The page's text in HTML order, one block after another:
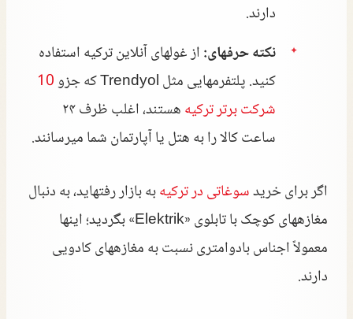
دارند.
نکته حرفهای:از غولهای آنلاین ترکیه استفاده
کنید. پلتفرمهایی مثل Trendyol که جزو
10
شرکت برتر ترکیه
هستند، اغلب ظرف ۲۴
ساعت کالا را به هتل یا آپارتمان شما میرسانند.
اگر برای خریدسوغاتی در ترکیهبه بازار رفتهاید، به دنبال
مغازههای کوچک با تابلوی «Elektrik» بگردید؛ اینها
معمولاً اجناس بادوامتری نسبت به مغازههای کادویی
دارند.